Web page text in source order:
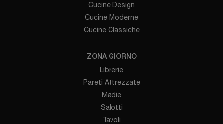
Cucine Design
Cucine Moderne
Cucine Classiche
ZONA GIORNO
Librerie
Pareti Attrezzate
Madie
Salotti
Tavoli